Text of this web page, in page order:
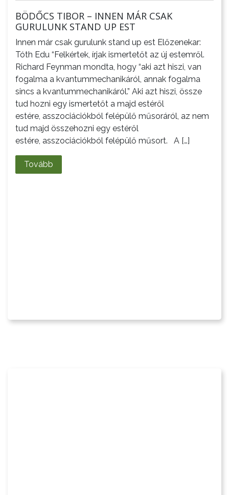
BÖDŐCS TIBOR – INNEN MÁR CSAK
GURULUNK STAND UP EST
Innen már csak gurulunk stand up est Előzenekar:
Tóth Edu “Felkértek, írjak ismertetőt az új estemről.
Richard Feynman mondta, hogy “aki azt hiszi, van
fogalma a kvantummechanikáról, annak fogalma
sincs a kvantummechanikáról.” Aki azt hiszi, össze
tud hozni egy ismertetőt a majd estéről
estére, asszociációkból felépülő műsoráról, az nem
tud majd összehozni egy estéről
estére, asszociációkból felépülő műsort. A […]
Tovább